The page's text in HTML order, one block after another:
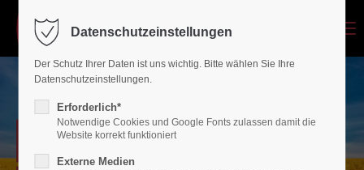
Login
Benutzername
NEWSARCHIV
Datenschutzeinstellungen
Der Schutz Ihrer Daten ist uns wichtig. Bitte wählen Sie Ihre
Datenschutzeinstellungen.
Erforderlich*
Notwendige Cookies und Google Fonts zulassen damit die
Website korrekt funktioniert
Externe Medien